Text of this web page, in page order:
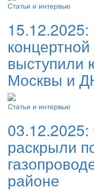
Статьи и интервью
15.12.2025:
выступили
Москвы и
Статьи и интервью
03.12.2025:
раскрыли
районе